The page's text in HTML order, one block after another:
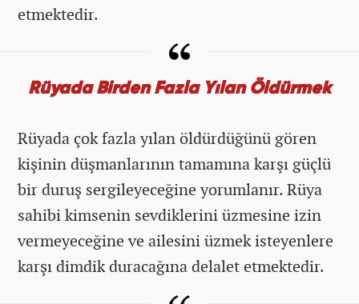
etmektedir.
Rüyada Birden Fazla Yılan Öldürmek
Rüyada çok fazla yılan öldürdüğünü gören
kişinin düşmanlarının tamamına karşı güçlü
bir duruş sergileyeceğine yorumlanır. Rüya
sahibi kimsenin sevdiklerini üzmesine izin
vermeyeceğine ve ailesini üzmek isteyenlere
karşı dimdik duracağına delalet etmektedir.